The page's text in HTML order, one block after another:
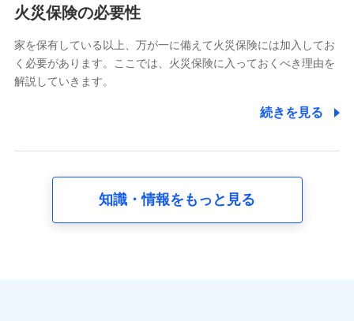
電話対応の品質向上およびお問合せ内容の正確な把握のため
6.採用応募者の個人情報
採用選考および入社手続を実施するため
8.取引先個人情報
取引先としての選定業務、営業情報の提供業務、契約締結手
火災保険の必要性
家を保有している以上、万が一に備えて火災保険には加入してお
く必要があります。ここでは、火災保険に入っておくべき理由を
解説していきます。
続きを見る
知識・情報をもっと見る